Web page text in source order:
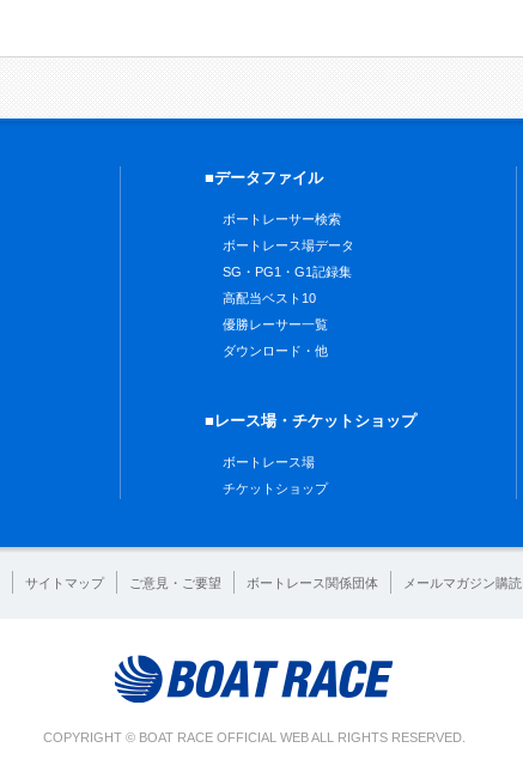
■データファイル
ボートレーサー検索
ボートレース場データ
SG・PG1・G1記録集
高配当ベスト10
優勝レーサー一覧
ダウンロード・他
■レース場・チケットショップ
ボートレース場
チケットショップ
サイトマップ ご意見・ご要望 ボートレース関係団体 メールマガジン購読
COPYRIGHT © BOAT RACE OFFICIAL WEB ALL RIGHTS RESERVED.